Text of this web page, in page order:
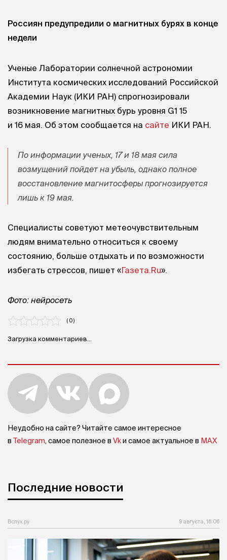
Россиян предупредили о магнитных бурях в конце
недели
Ученые Лаборатории солнечной астрономии
Института космических исследований Российской
Академии Наук (ИКИ РАН) спрогнозировали
возникновение магнитных бурь уровня G1 15
и 16 мая. Об этом сообщается на сайте ИКИ РАН.
По информации ученых, 17 и 18 мая сила
возмущений пойдет на убыль, однако полное
восстановление магнитосферы прогнозируется
лишь к 19 мая.
Специалисты советуют метеочувствительным
людям внимательно относиться к своему
состоянию, больше отдыхать и по возможности
избегать стрессов, пишет «Газета.Ru».
Фото: нейросеть
( 0 )
Загрузка комментариев...
Неудобно на сайте? Читайте самое интересное
в Telegram, самое полезное в Vkи самое актуальное в MAX
Последние новости
Вслух.ру 9 августа, 16:06